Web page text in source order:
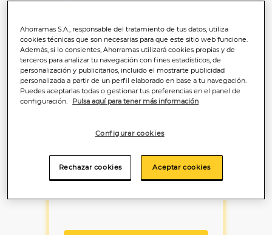
Cómo llegar
Ver detalles
Ahorramas S.A., responsable del tratamiento de tus datos, utiliza
cookies técnicas que son necesarias para que este sitio web funcione.
Además, si lo consientes, Ahorramas utilizará cookies propias y de
terceros para analizar tu navegación con fines estadísticos, de
personalización y publicitarios, incluido el mostrarte publicidad
personalizada a partir de un perfil elaborado en base a tu navegación.
Puedes aceptarlas todas o gestionar tus preferencias en el panel de
configuración.
Pulsa aquí para tener más información
Configurar cookies
Rechazar cookies Aceptar cookies